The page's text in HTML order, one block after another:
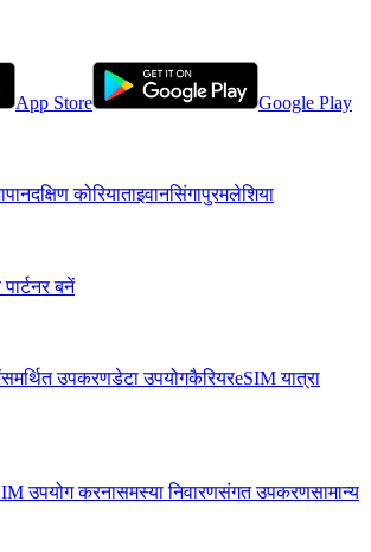
App Store Google Play
दक्षिण कोरियाताइवानसिंगापुरमलेशिया
पार्टनर बनें
समर्थित उपकरणडेटा उपयोगकैरियरeSIM यात्रा
उपयोग करनासमस्या निवारणसंगत उपकरणसामान्य